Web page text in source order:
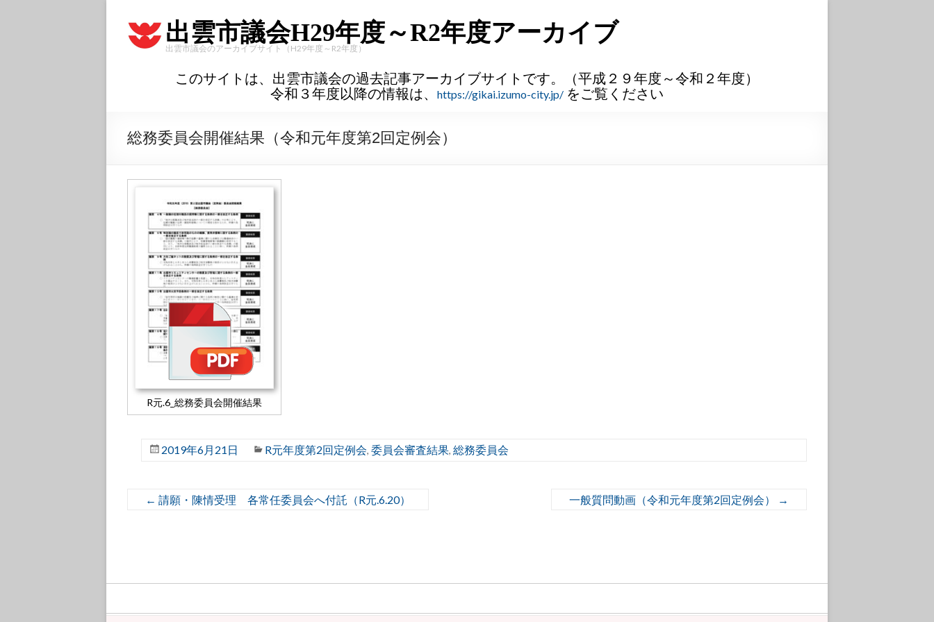
出雲市議会H29年度～R2年度アーカイブ
出雲市議会のアーカイブサイト（H29年度～R2年度）
このサイトは、出雲市議会の過去記事アーカイブサイトです。（平成２９年度～令和２年度）
令和３年度以降の情報は、
https://gikai.izumo-city.jp/ をご覧ください
総務委員会開催結果（令和元年度第2回定例会）
R元.6_総務委員会開催結果
2019年6月21日 R元年度第2回定例会, 委員会審査結果, 総務委員会
← 請願・陳情受理 各常任委員会へ付託（R元.6.20） 一般質問動画（令和元年度第2回定例会） →